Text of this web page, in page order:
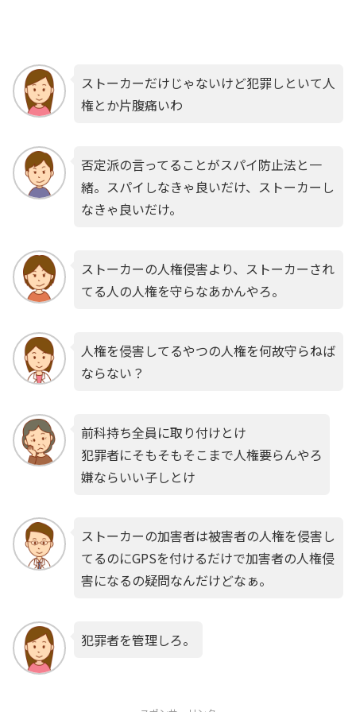
ストーカーだけじゃないけど犯罪しといて人
権とか片腹痛いわ
否定派の言ってることがスパイ防止法と一
緒。スパイしなきゃ良いだけ、ストーカーし
なきゃ良いだけ。
ストーカーの人権侵害より、ストーカーされ
てる人の人権を守らなあかんやろ。
人権を侵害してるやつの人権を何故守らねば
ならない？
前科持ち全員に取り付けとけ
犯罪者にそもそもそこまで人権要らんやろ
嫌ならいい子しとけ
ストーカーの加害者は被害者の人権を侵害し
てるのにGPSを付けるだけで加害者の人権侵
害になるの疑問なんだけどなぁ。
犯罪者を管理しろ。